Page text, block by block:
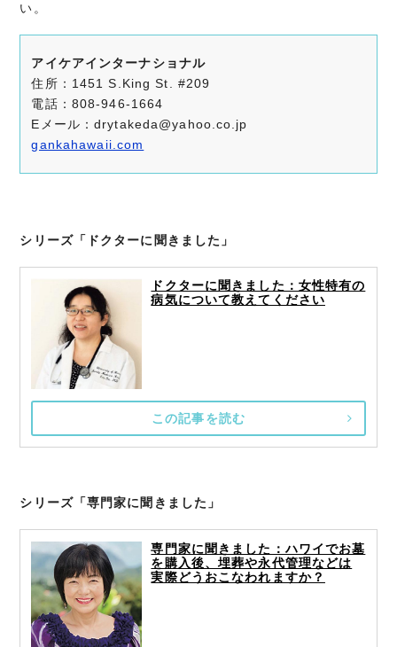
い。
アイケアインターナショナル
住所：1451 S.King St. #209
電話：808-946-1664
Eメール：drytakeda@yahoo.co.jp
gankahawaii.com
シリーズ「ドクターに聞きました」
ドクターに聞きました：女性特有の
病気について教えてください
この記事を読む
シリーズ「専門家に聞きました」
専門家に聞きました：ハワイでお墓
を購入後、埋葬や永代管理などは
実際どうおこなわれますか？